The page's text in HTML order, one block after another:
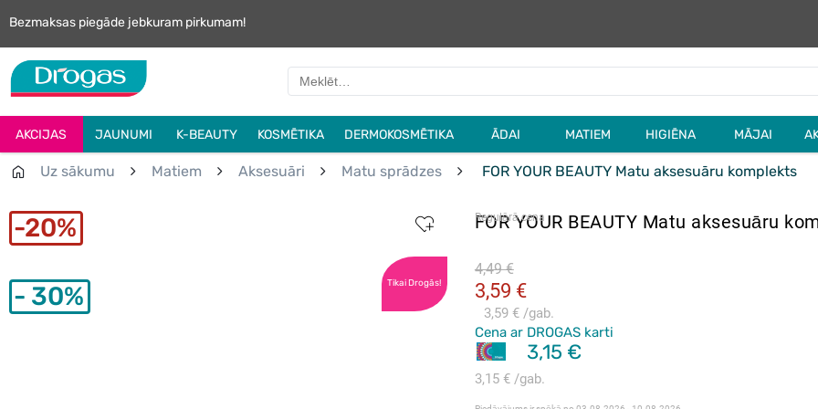
Bezmaksas piegāde jebkuram pirkumam!
AKCIJAS JAUNUMI K-BEAUTY KOSMĒTIKA DERMOKOSMĒTIKA ĀDAI MATIEM HIGIĒNA MĀJAI
Uz sākumu Matiem Aksesuāri Matu sprādzes FOR YOUR BEAUTY Matu aksesuāru komplekts
20%
30% Tikai Drogās!
FOR YOUR BEAUTY Matu aksesuāru
Regulārā cena
3,59 €
3,59 € gab.
4,49 €
3,15 €
3,15 € gab.
Cena ar DROGAS karti